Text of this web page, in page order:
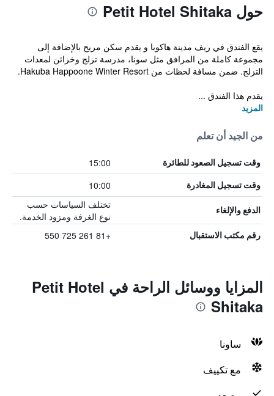
حول Petit Hotel Shitaka
يقع الفندق في ريف مدينة هاكوبا و يقدم سكن مريح بالإضافة إلى
مجموعة كاملة من المرافق مثل سونا، مدرسة تزلج وخزائن لمعدات
التزلج. ضمن مسافة لحظات من Hakuba Happoone Winter Resort.
يقدم هذا الفندق ...
المزيد
من الجيد أن تعلم
وقت تسجيل الصعود للطائرة 15:00
وقت تسجيل المغادرة 10:00
الدفع والإلغاء
تختلف السياسات حسب
نوع الغرفة ومزود الخدمة.
رقم مكتب الاستقبال +81 261 725 550
المزايا ووسائل الراحة في Petit Hotel
Shitaka
ساونا
مع تكييف